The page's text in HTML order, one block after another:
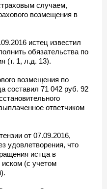
случаем,
возмещения в
истец известил
обязательства по
(т. 1, л.д. 13).
возмещения по
составил 71 042 руб. 92
ответчиком
от 07.09.2016,
удовлетворения, что
истца в
(с учетом